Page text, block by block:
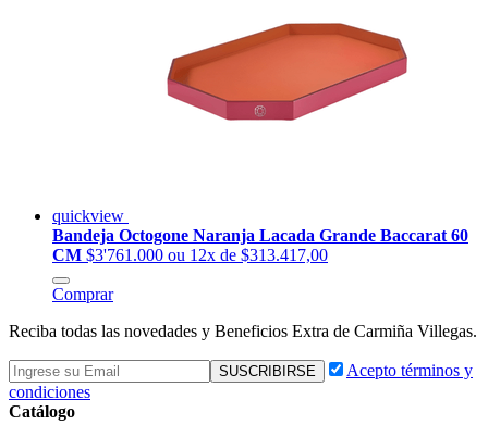
quickview
Bandeja Octogone Naranja Lacada Grande Baccarat 60
CM $3'761.000 ou 12x de $313.417,00
Comprar
Reciba todas las novedades y Beneficios Extra de Carmiña Villegas.
Acepto términos y
condiciones
Catálogo